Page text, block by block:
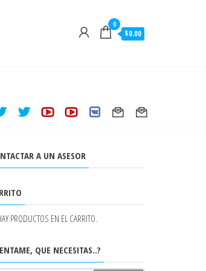
0
$0.00
A UN ASESOR
PRODUCTOS EN EL CARRITO.
QUE NECESITAS..?